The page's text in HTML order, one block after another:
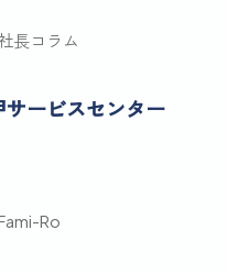
長コラム
ービスセンター
Ro